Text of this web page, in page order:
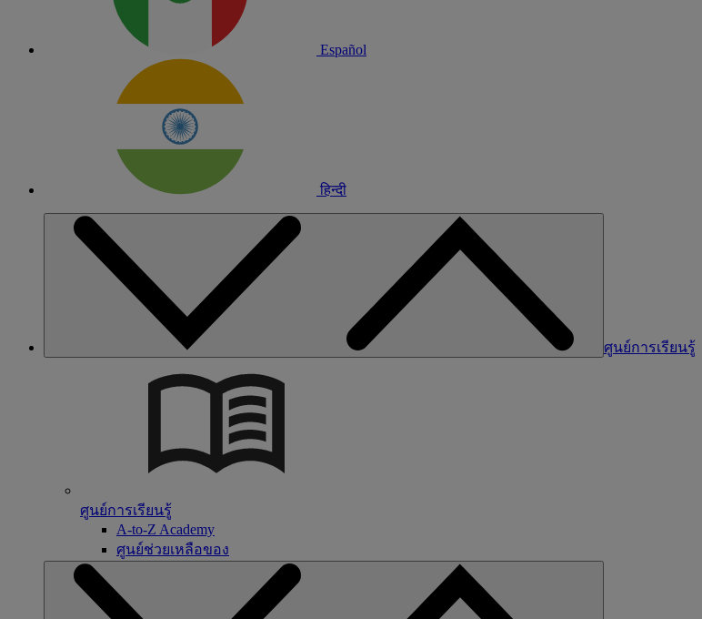
Español
हिन्दी
ศูนย์การเรียนรู้
ศูนย์การเรียนรู้
A-to-Z Academy
ศูนย์ช่วยเหลือของ